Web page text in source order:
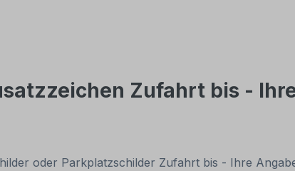
Zufahrt bis -
oder Parkplatzschilder Zufahrt bis - Ihre